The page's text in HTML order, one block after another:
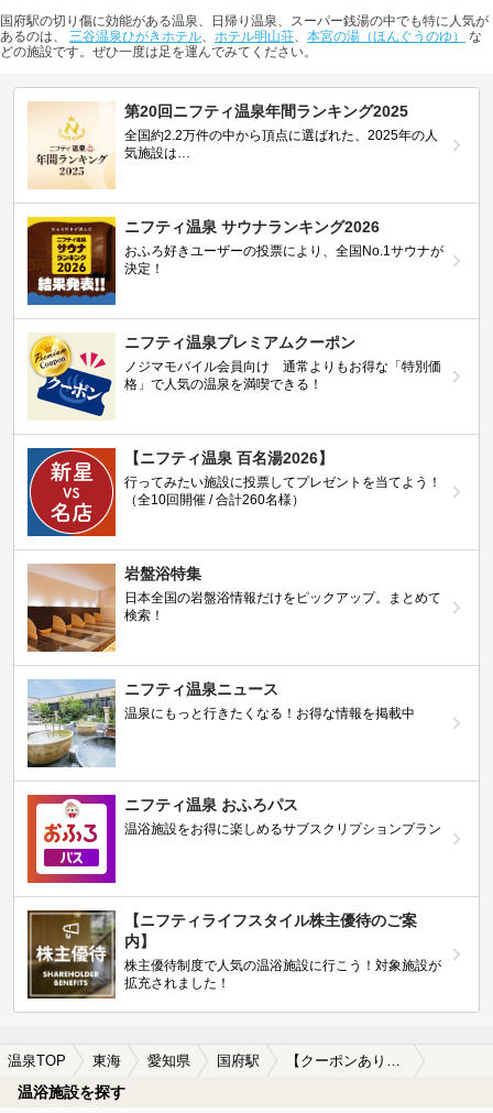
国府駅の切り傷に効能がある温泉、日帰り温泉、スーパー銭湯の中でも特に人気が
あるのは、 三谷温泉ひがきホテル、 ホテル明山荘、 本宮の湯（ほんぐうのゆ）
な
どの施設です。ぜひ一度は足を運んでみてください。
第20回ニフティ温泉年間ランキング2025
全国約2.2万件の中から頂点に選ばれた、2025年の人
気施設は…
ニフティ温泉 サウナランキング2026
おふろ好きユーザーの投票により、全国No.1サウナが
決定！
ニフティ温泉プレミアムクーポン
ノジマモバイル会員向け 通常よりもお得な「特別価
格」で人気の温泉を満喫できる！
【ニフティ温泉 百名湯2026】
行ってみたい施設に投票してプレゼントを当てよう！
（全10回開催 / 合計260名様）
岩盤浴特集
日本全国の岩盤浴情報だけをピックアップ。まとめて
検索！
ニフティ温泉ニュース
温泉にもっと行きたくなる！お得な情報を掲載中
ニフティ温泉 おふろパス
温浴施設をお得に楽しめるサブスクリプションプラン
【ニフティライフスタイル株主優待のご案
内】
株主優待制度で人気の温浴施設に行こう！対象施設が
拡充されました！
温泉TOP 東海 愛知県 国府駅 【クーポンあり】切り傷に効能がある国府駅近くの温泉、日帰り温泉、スーパー銭湯おすすめ
温浴施設を探す